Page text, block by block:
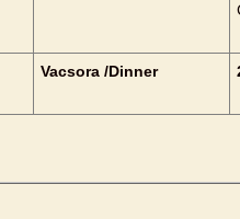
Vacsora /Dinner